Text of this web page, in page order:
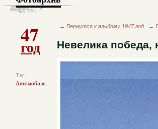
47
год
Тэг:
Автомобили
← Вернутся к альбому 1947 год ←
Невелика победа,